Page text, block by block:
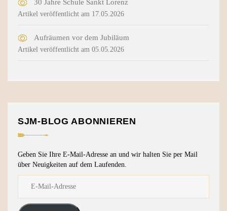
30 Jahre Schule Sankt Lorenz
Artikel veröffentlicht am 17.05.2026
Aufräumen vor dem Jubiläum
Artikel veröffentlicht am 05.05.2026
SJM-BLOG ABONNIEREN
Geben Sie Ihre E-Mail-Adresse an und wir halten Sie per Mail
über Neuigkeiten auf dem Laufenden.